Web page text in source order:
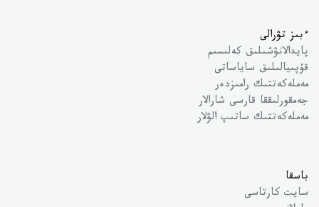
ءبىز تۋرالى
پايدالانۋشىلىق كەلىسىم
قۇپىيالىلىق ساياساتى
مەملەكەتتىك رامىزدەر
جەمقورلىققا قارسى شارالار
مەملەكەتتىك ساتىپ الۋلار
باسقا
سايت كارتاسى